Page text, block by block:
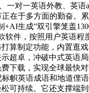
一对一英语外教、英
在于多方面的勤奋。
+AI生成”双引擎笼盖
软件，按照用户英语
算制定功能，内置逛
超卓，冲破中式英语
下载，实现全球最快
帜英语成语和地道俚
可持续。它还支撑端